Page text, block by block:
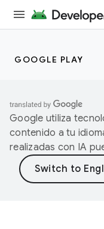
GOOGLE PLAY
Google utiliza
contenido a tu
realizadas con IA